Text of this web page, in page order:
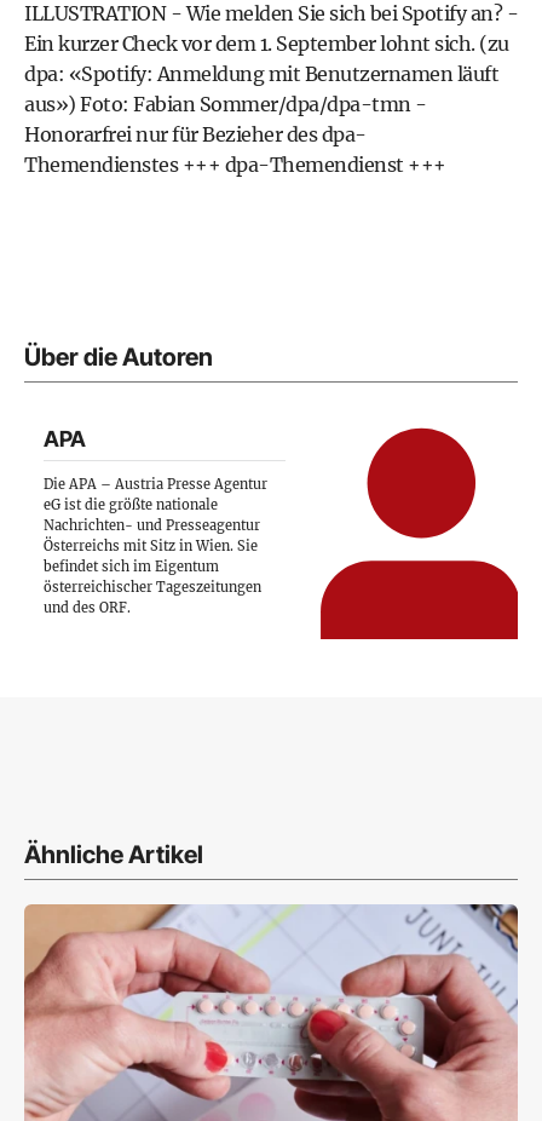
ILLUSTRATION - Wie melden Sie sich bei Spotify an? -
Ein kurzer Check vor dem 1. September lohnt sich. (zu
dpa: «Spotify: Anmeldung mit Benutzernamen läuft
aus») Foto: Fabian Sommer/dpa/dpa-tmn -
Honorarfrei nur für Bezieher des dpa-
Themendienstes +++ dpa-Themendienst +++
Über die Autoren
APA
Die APA – Austria Presse Agentur
eG ist die größte nationale
Nachrichten- und Presseagentur
Österreichs mit Sitz in Wien. Sie
befindet sich im Eigentum
österreichischer Tageszeitungen
und des ORF.
Ähnliche Artikel